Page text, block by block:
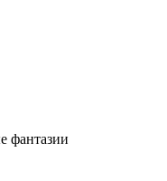
фантазии